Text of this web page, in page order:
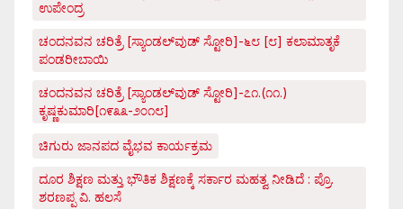
ಉಪೇಂದ್ರ
ಚಂದನವನ ಚರಿತ್ರೆ [ಸ್ಯಾಂಡಲ್‌ವುಡ್ ಸ್ಟೋರಿ]-೬೮ [೮] ಕಲಾಮಾತೃಕೆ
ಪಂಡರೀಬಾಯಿ
ಚಂದನವನ ಚರಿತ್ರೆ [ಸ್ಯಾಂಡಲ್‌ವುಡ್ ಸ್ಟೋರಿ]-೭೧.(೧೧.)
ಕೃಷ್ಣಕುಮಾರಿ[೧೯೩೩-೨೦೧೮]
ಚಿಗುರು ಜಾನಪದ ವೈಭವ ಕಾರ್ಯಕ್ರಮ
ದೂರ ಶಿಕ್ಷಣ ಮತ್ತು ಭೌತಿಕ ಶಿಕ್ಷಣಕ್ಕೆ ಸರ್ಕಾರ ಮಹತ್ವ ನೀಡಿದೆ : ಪ್ರೊ.
ಶರಣಪ್ಪ ವಿ. ಹಲಸೆ